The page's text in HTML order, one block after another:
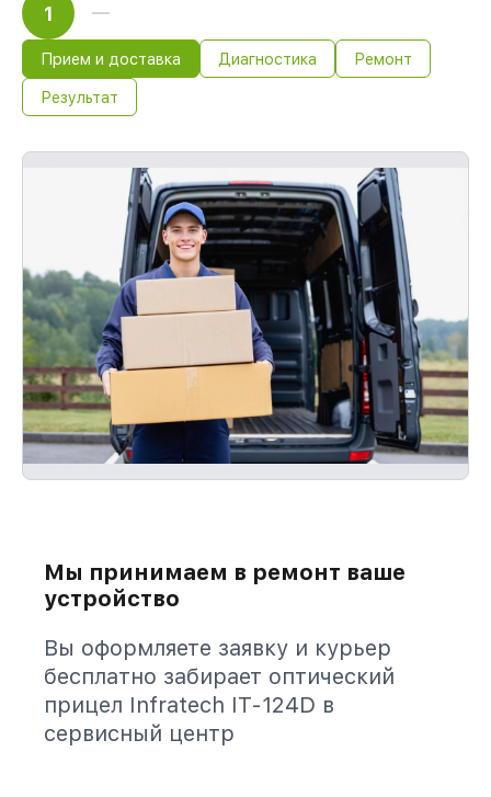
1
Прием и доставка Диагностика Ремонт
Результат
Мы принимаем в ремонт ваше
устройство
Вы оформляете заявку и курьер
бесплатно забирает оптический
прицел Infratech IT-124D в
сервисный центр